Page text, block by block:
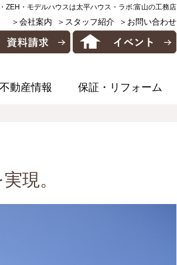
ZEH・モデルハウスは太平ハウス・ラボ:富山の工務店
＞会社案内 ＞スタッフ紹介 ＞お問い合わせ
不動産情報 保証・リフォーム
現。